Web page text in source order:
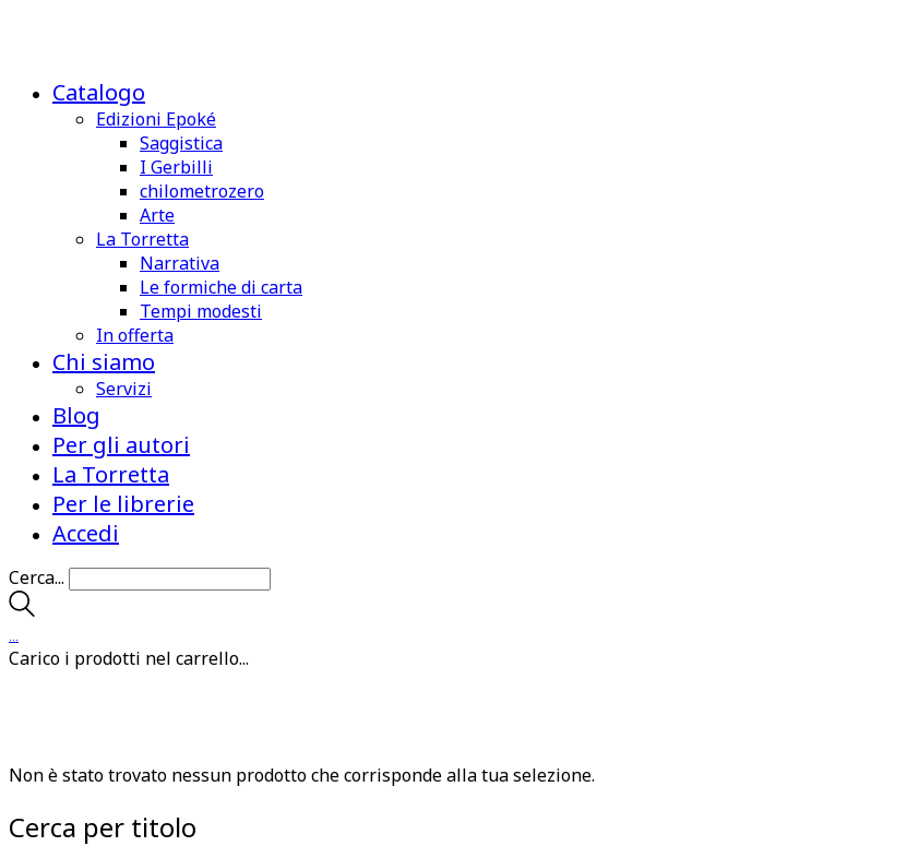
Catalogo
Edizioni Epoké
Saggistica
I Gerbilli
chilometrozero
Arte
La Torretta
Narrativa
Le formiche di carta
Tempi modesti
In offerta
Chi siamo
Servizi
Blog
Per gli autori
La Torretta
Per le librerie
Accedi
Cerca...
…
Carico i prodotti nel carrello...
Non è stato trovato nessun prodotto che corrisponde alla tua selezione.
Cerca per titolo